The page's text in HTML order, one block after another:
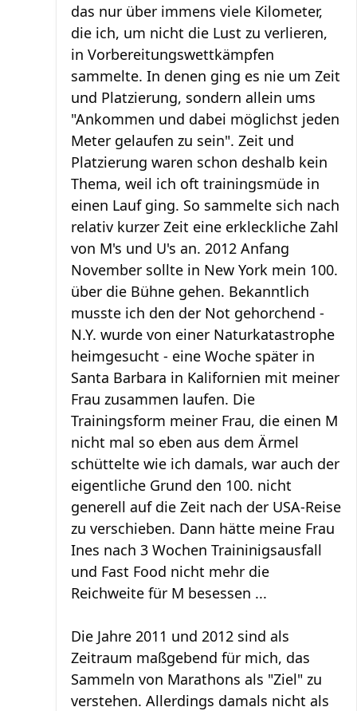
das nur über immens viele Kilometer,
die ich, um nicht die Lust zu verlieren,
in Vorbereitungswettkämpfen
sammelte. In denen ging es nie um Zeit
und Platzierung, sondern allein ums
"Ankommen und dabei möglichst jeden
Meter gelaufen zu sein". Zeit und
Platzierung waren schon deshalb kein
Thema, weil ich oft trainingsmüde in
einen Lauf ging. So sammelte sich nach
relativ kurzer Zeit eine erkleckliche Zahl
von M's und U's an. 2012 Anfang
November sollte in New York mein 100.
über die Bühne gehen. Bekanntlich
musste ich den der Not gehorchend -
N.Y. wurde von einer Naturkatastrophe
heimgesucht - eine Woche später in
Santa Barbara in Kalifornien mit meiner
Frau zusammen laufen. Die
Trainingsform meiner Frau, die einen M
nicht mal so eben aus dem Ärmel
schüttelte wie ich damals, war auch der
eigentliche Grund den 100. nicht
generell auf die Zeit nach der USA-Reise
zu verschieben. Dann hätte meine Frau
Ines nach 3 Wochen Traininigsausfall
und Fast Food nicht mehr die
Reichweite für M besessen ...
Die Jahre 2011 und 2012 sind als
Zeitraum maßgebend für mich, das
Sammeln von Marathons als "Ziel" zu
verstehen. Allerdings damals nicht als